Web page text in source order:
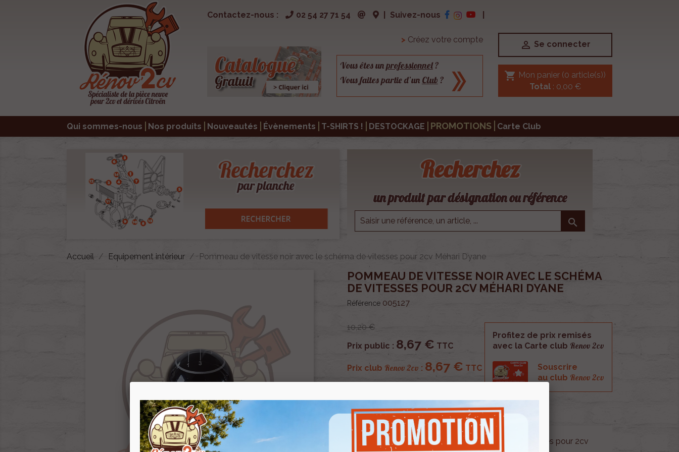
Contactez-nous : 02 54 27 71 54 Suivez-nous
> Créez votre compte
Vous êtes unprofessionnel?
Vous faites partie d’un Club ?
 Se connecter
shopping_cart Mon panier (0 article(s))
Total: 0,00 €
Qui sommes-nous Nos produits Nouveautés Évènements T-SHIRTS ! DESTOCKAGE PROMOTIONS Carte Club
Recherchez
un produit par désignation ou référence

Accueil Equipement intérieur Pommeau de vitesse noir avec le schéma de vitesses pour 2cv Méhari Dyane
POMMEAU DE VITESSE NOIR AVEC LE SCHÉMA
DE VITESSES POUR 2CV MÉHARI DYANE
Référence 005127
10,20 €
Prix public : 8,67 € TTC
Prix club Renov 2cv : 8,67 € TTC
Profitez de prix remisés
avec la Carte club Renov 2cv
Souscrire
au club Renov 2cv
Pommeau de vitesse noir avec le schéma de vitesses pour 2cv